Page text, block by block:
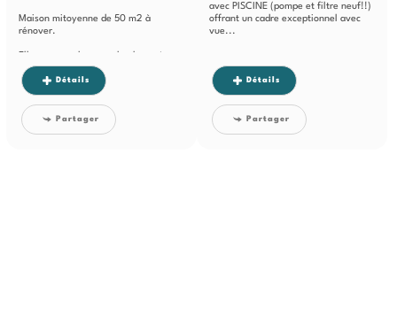
Maison mitoyenne de 50 m2 à
rénover.
une pièce de...
Détails
Partager
avec PISCINE (pompe et filtre neuf!!)
offrant un cadre exceptionnel avec
vue...
Détails
Partager